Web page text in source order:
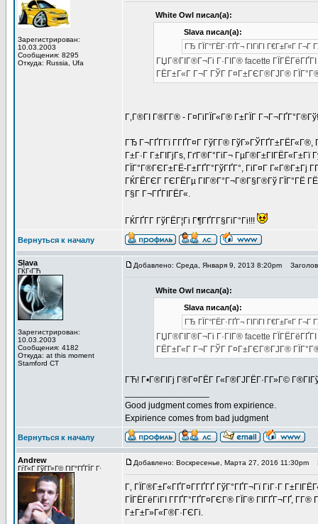
Зарегистрирован:
10.03.2003
Сообщения: 8295
Откуда: Russia, Ufa
White Owl писал(а):
Slava писал(а):
ГЂ ГЇГ°ГЁГ·ГҐГ¬ ГІГіГІ Г€Г±Г«Г Г¬Г
ГЏГ®ГІГ®Г¬Гі Г·ГІГ® facette
ГЁГ±Г«Г Г¬Г ГЎГ Г¤Г±ГЄГ®ГЈГ®
Г‚Г®ГІ Г®Г­Г® - Г¤ГіГЇГ«Г® Г±ГЇГ
ГЂ Г¬ГҐГ­Гї Г­ГҐГ¤Г ГўГ­Г®
Г±Г·Г Г±ГІГјГѕ, ГґГ®Г°ГіГ¬
ГЇГ°Г®ГЄГ±ГЁ-Г±ГҐГ°ГўГҐГ°, ГіГ¤Г
ГЌГЁГЄГ ГЄГЁГµ ГІГ®Г°Г¬Г®Г§Г®Гў ГЇГ°ГЁ
Г§Г Г¬ГҐГІГЁГ«.
ГЌГҐГ­Г ГўГЁГ¦Гі Г¶ГҐГ­Г§ГіГ°Гі!!!
Вернуться к началу
Slava
ГЌГ‹ГЋ
Зарегистрирован:
10.03.2003
Сообщения: 4182
Откуда: at this moment
Stamford CT
Добавлено: Среда, Января 9, 2013 8:20pm
White Owl писал(а):
Slava писал(а):
ГЂ ГЇГ°ГЁГ·ГҐГ¬ ГІГіГІ Г€Г±Г«Г Г¬Г
ГЏГ®ГІГ®Г¬Гі Г·ГІГ® facette
ГЁГ±Г«Г Г¬Г ГЎГ Г¤Г±ГЄГ®ГЈГ®
ГЋ! Г•Г®ГІГј Г®Г¤ГЁГ­ Г«Г®ГЈГЁГ·Г­Г»Г©
Good judgment comes from expirience.
Expirience comes from bad judgment
Вернуться к началу
Andrew
ГѓГ«Г ГўГ­Г»Г© ГІГ°ГҐГЇГ Г·
Добавлено: Воскресенье, Марта 27, 2016 11:30pm
Г‚ ГЇГ®Г±Г«ГҐГ¤Г­ГҐГҐ ГўГ°ГҐГ¬Гї ГіГ·Г
ГЇГЁГёГіГІ Г­ГҐГ°ГҐГ¤ГЄГ® ГЇГ® ГІГҐГ¬ГҐ,
Г±Г±Г»Г«Г®Г·ГЄГі.